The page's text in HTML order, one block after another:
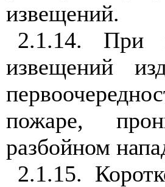
извещений.
2.1.14. При
извещений
пожаре,
разбойном
2.1.15.